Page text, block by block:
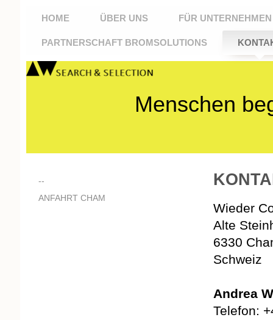
HOME ÜBER UNS FÜR UNTERNEHMEN
PARTNERSCHAFT BROMSOLUTIONS
Menschen
Wieder
Alte
6330
Schweiz
Andrea
Telefon:
--
ANFAHRT CHAM